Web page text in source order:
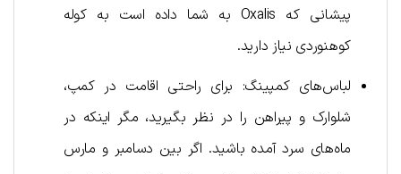
پیشانی که Oxalis به شما داده است به کوله
کوهنوردی نیاز دارید.
لباس‌های کمپینگ: برای راحتی اقامت در کمپ،
شلوارک و پیراهن را در نظر بگیرید، مگر اینکه در
ماه‌های سرد آمده باشید. اگر بین دسامبر و مارس